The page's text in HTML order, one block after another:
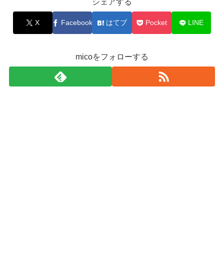
シェアする
X Facebook はてブ Pocket LINE
micoをフォローする